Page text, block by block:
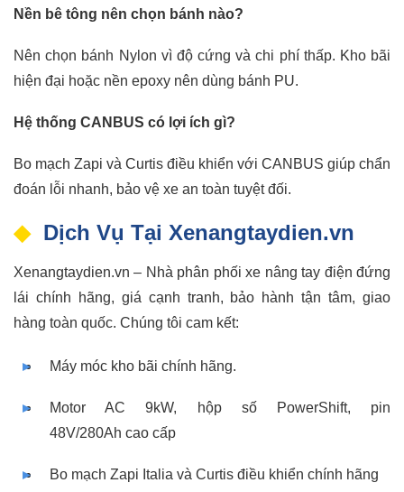
Nền bê tông nên chọn bánh nào?
Nên chọn bánh Nylon vì độ cứng và chi phí thấp. Kho bãi
hiện đại hoặc nền epoxy nên dùng bánh PU.
Hệ thống CANBUS có lợi ích gì?
Bo mạch Zapi và Curtis điều khiển với CANBUS giúp chẩn
đoán lỗi nhanh, bảo vệ xe an toàn tuyệt đối.
Dịch Vụ Tại Xenangtaydien.vn
Xenangtaydien.vn – Nhà phân phối xe nâng tay điện đứng
lái chính hãng, giá cạnh tranh, bảo hành tận tâm, giao
hàng toàn quốc. Chúng tôi cam kết:
Máy móc kho bãi chính hãng.
Motor AC 9kW, hộp số PowerShift, pin
48V/280Ah cao cấp
Bo mạch Zapi Italia và Curtis điều khiển chính hãng